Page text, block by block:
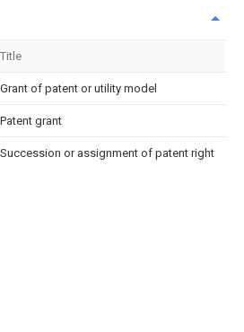
Title
Grant of patent or utility model
Patent grant
Succession or assignment of patent right